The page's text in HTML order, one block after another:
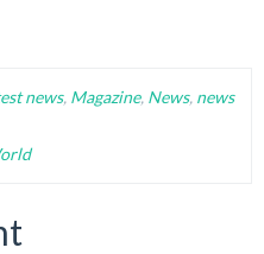
news, Magazine, News, news